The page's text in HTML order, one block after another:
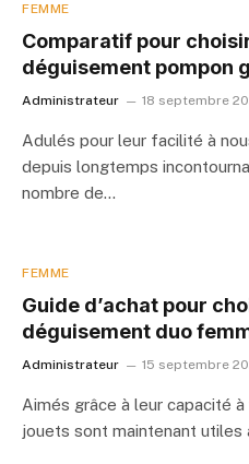
FEMME
Comparatif pour
déguisement pompon
Administrateur 18 septembre
Adulés pour leur facilité à
depuis longtemps
nombre de…
FEMME
Guide d’achat pour
déguisement duo
Administrateur 15 septembre
Aimés grâce à leur capacité
jouets sont maintenant